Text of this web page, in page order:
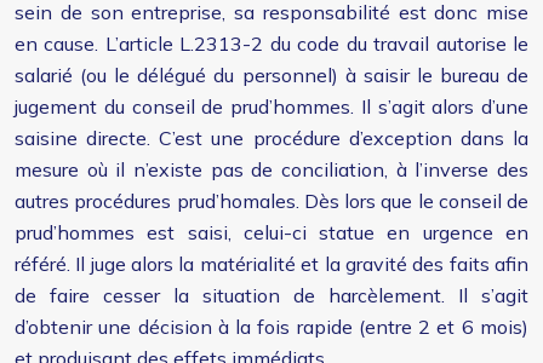
sein de son entreprise, sa responsabilité est donc mise
en cause. L’article L.2313-2 du code du travail autorise le
salarié (ou le délégué du personnel) à saisir le bureau de
jugement du conseil de prud’hommes. Il s’agit alors d’une
saisine directe. C’est une procédure d’exception dans la
mesure où il n’existe pas de conciliation, à l’inverse des
autres procédures prud’homales. Dès lors que le conseil de
prud’hommes est saisi, celui-ci statue en urgence en
référé. Il juge alors la matérialité et la gravité des faits afin
de faire cesser la situation de harcèlement. Il s’agit
d’obtenir une décision à la fois rapide (entre 2 et 6 mois)
et produisant des effets immédiats.